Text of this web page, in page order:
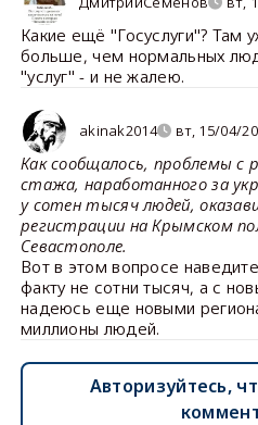
Какие ещё "Госуслуги"? Там
больше, чем нормальных
"услуг" - и не жалею.
akinak2014 вт, 15/04/
Как сообщалось, проблемы с
стажа, наработанного за
у сотен тысяч людей,
регистрации на Крымском
Севастополе.
Вот в этом вопросе
факту не сотни тысяч, а с
надеюсь еще новыми
миллионы людей.
Авторизуйтесь,